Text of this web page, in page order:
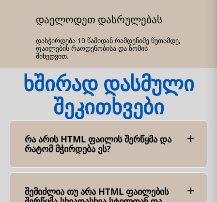
დაელოდეთ დასრულებას
დასჭირდება 10 წამიდან რამდენიმე წუთამდე,
ფაილების რაოდენობისა და ზომის
მიხედვით.
ხშირად დასმული
შეკითხვები
რა არის HTML ფაილის შერწყმა და
რატომ მჭირდება ეს?
ფაილის ერთ HTML ფაილში გაერთიანების
როდესაც თქვენ გაქვთ მრავალი HTML
დოკუმენტი, რომლის კონსოლიდაცია გსურთ
შემიძლია თუ არა HTML ფაილების